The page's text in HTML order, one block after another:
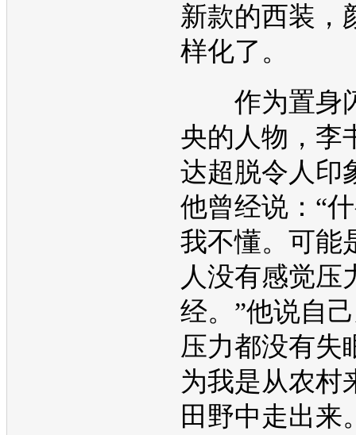
新款的西装，
样化了。
作为置身
央的人物，李
达超脱令人印
他曾经说：“
我不懂。可能
人没有感觉压
经。”他说自
压力都没有失
为我是从农村
田野中走出来